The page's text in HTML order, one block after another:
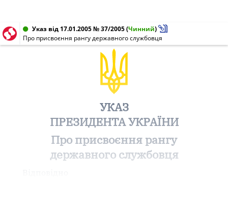
Указ від 17.01.2005 № 37/2005(Чинний)
Про присвоєння рангу державного службовця
УКАЗ
ПРЕЗИДЕНТА УКРАЇНИ
Про присвоєння рангу
державного службовця